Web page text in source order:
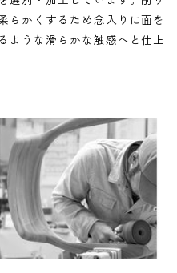
らかくするため念入りに面を
ような滑らかな触感へと仕上